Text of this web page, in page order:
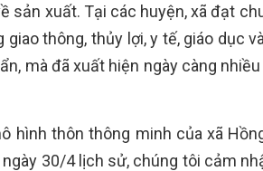
sản xuất. Tại các huyện, xã đạt
thông, thủy lợi, y tế, giáo dục
mà đã xuất hiện ngày càng
hình thôn thông minh của xã
30/4 lịch sử, chúng tôi cảm